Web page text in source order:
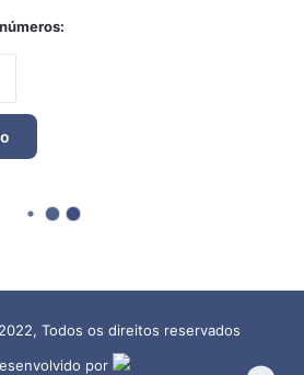
Todos os direitos reservados
por